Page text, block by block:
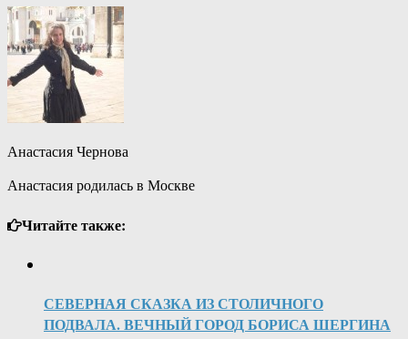
Анастасия Чернова
Анастасия родилась в Москве
Читайте также:
СЕВЕРНАЯ СКАЗКА ИЗ СТОЛИЧНОГО
ПОДВАЛА. ВЕЧНЫЙ ГОРОД БОРИСА ШЕРГИНА